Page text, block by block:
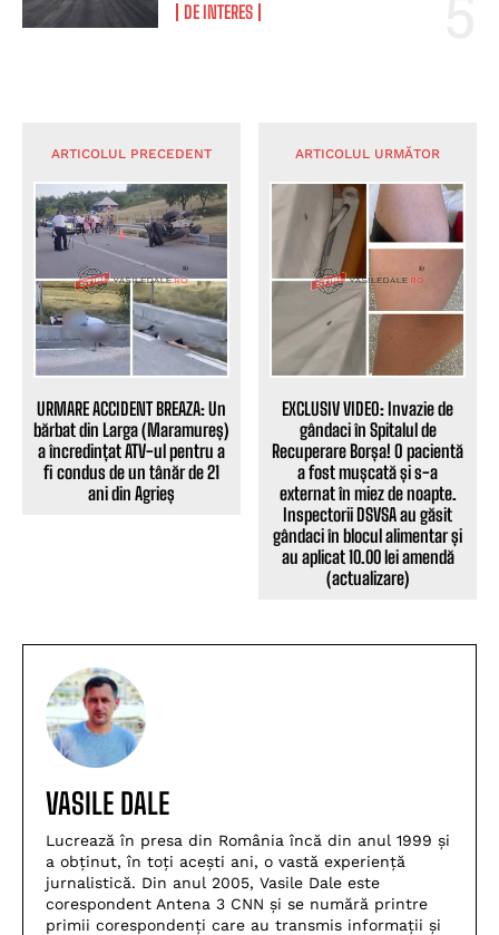
DE INTERES
ARTICOLUL PRECEDENT
URMARE ACCIDENT BREAZA: Un
bărbat din Larga (Maramureș)
a încredințat ATV-ul pentru a
fi condus de un tânăr de 21
ani din Agrieș
ARTICOLUL URMĂTOR
EXCLUSIV VIDEO: Invazie de
gândaci în Spitalul de
Recuperare Borșa! O pacientă
a fost mușcată și s-a
externat în miez de noapte.
Inspectorii DSVSA au găsit
gândaci în blocul alimentar și
au aplicat 10.00 lei amendă
(actualizare)
VASILE DALE
Lucrează în presa din România încă din anul 1999 și
a obținut, în toți acești ani, o vastă experiență
jurnalistică. Din anul 2005, Vasile Dale este
corespondent Antena 3 CNN și se numără printre
primii corespondenți care au transmis informații și